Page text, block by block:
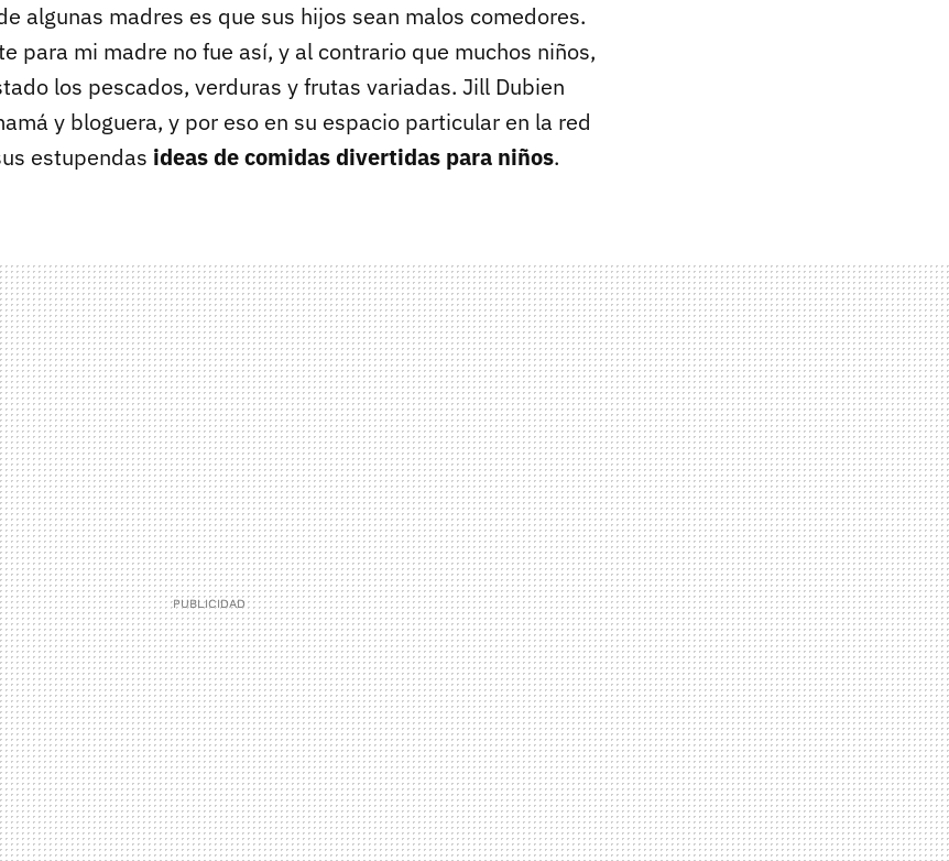
algunas madres es que sus hijos sean malos comedores.
para mi madre no fue así, y al contrario que muchos niños,
los pescados, verduras y frutas variadas. Jill Dubien
y bloguera, y por eso en su espacio particular en la red
estupendas ideas de comidas divertidas para niños.